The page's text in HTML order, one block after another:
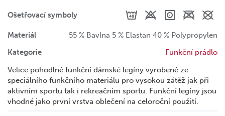
Ošetřovací symboly
Materiál
55 % Bavlna 5 % Elastan 40 % Polypropylen
Kategorie
Funkční prádlo
Velice pohodlné funkční dámské legíny vyrobené ze
speciálního funkčního materiálu pro vysokou zátěž jak při
aktivním sportu tak i rekreačním sportu. Funkční legíny jsou
vhodné jako první vrstva oblečení na celoroční použití.